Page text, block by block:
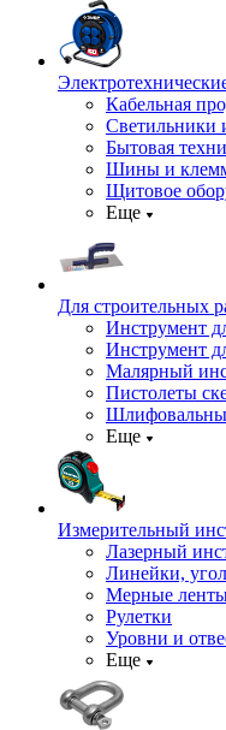
Кабельная
Светильники
Бытовая
Шины и
Щитовое
Еще
Для строительных
Инструмент
Инструмент
Малярный
Пистолеты
Еще
Измерительный
Лазерный
Линейки,
Мерные
Рулетки
Уровни и
Еще